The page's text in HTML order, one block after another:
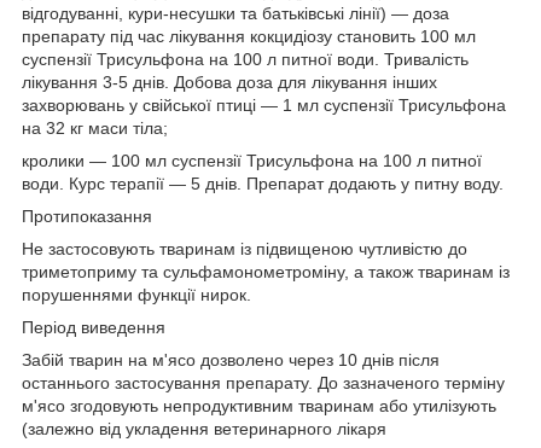
відгодуванні, кури-несушки та батьківські лінії) — доза
препарату під час лікування кокцидіозу становить 100 мл
суспензії Трисульфона на 100 л питної води. Тривалість
лікування 3-5 днів. Добова доза для лікування інших
захворювань у свійської птиці — 1 мл суспензії Трисульфона
на 32 кг маси тіла;
кролики — 100 мл суспензії Трисульфона на 100 л питної
води. Курс терапії — 5 днів. Препарат додають у питну воду.
Протипоказання
Не застосовують тваринам із підвищеною чутливістю до
триметоприму та сульфамонометроміну, а також тваринам із
порушеннями функції нирок.
Період виведення
Забій тварин на м'ясо дозволено через 10 днів після
останнього застосування препарату. До зазначеного терміну
м'ясо згодовують непродуктивним тваринам або утилізують
(залежно від укладення ветеринарного лікаря